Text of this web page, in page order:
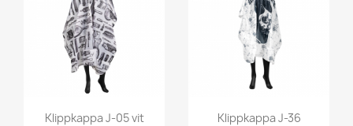
Klippkappa J-05 vit Klippkappa J-36